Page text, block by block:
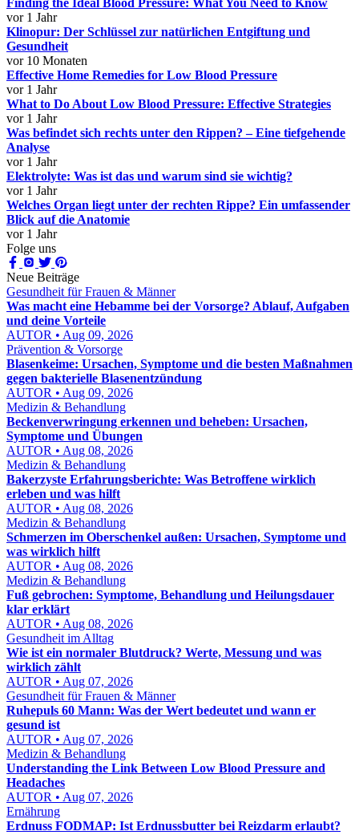
Finding the Ideal Blood Pressure: What You Need to Know
vor 1 Jahr
Klinopur: Der Schlüssel zur natürlichen Entgiftung und
Gesundheit
vor 10 Monaten
Effective Home Remedies for Low Blood Pressure
vor 1 Jahr
What to Do About Low Blood Pressure: Effective Strategies
vor 1 Jahr
Was befindet sich rechts unter den Rippen? – Eine tiefgehende
Analyse
vor 1 Jahr
Elektrolyte: Was ist das und warum sind sie wichtig?
vor 1 Jahr
Welches Organ liegt unter der rechten Rippe? Ein umfassender
Blick auf die Anatomie
vor 1 Jahr
Folge uns
Neue Beiträge
Gesundheit für Frauen & Männer
Was macht eine Hebamme bei der Vorsorge? Ablauf, Aufgaben
und deine Vorteile
AUTOR • Aug 09, 2026
Prävention & Vorsorge
Blasenkeime: Ursachen, Symptome und die besten Maßnahmen
gegen bakterielle Blasenentzündung
AUTOR • Aug 09, 2026
Medizin & Behandlung
Beckenverwringung erkennen und beheben: Ursachen,
Symptome und Übungen
AUTOR • Aug 08, 2026
Medizin & Behandlung
Bakerzyste Erfahrungsberichte: Was Betroffene wirklich
erleben und was hilft
AUTOR • Aug 08, 2026
Medizin & Behandlung
Schmerzen im Oberschenkel außen: Ursachen, Symptome und
was wirklich hilft
AUTOR • Aug 08, 2026
Medizin & Behandlung
Fuß gebrochen: Symptome, Behandlung und Heilungsdauer
klar erklärt
AUTOR • Aug 08, 2026
Gesundheit im Alltag
Wie ist ein normaler Blutdruck? Werte, Messung und was
wirklich zählt
AUTOR • Aug 07, 2026
Gesundheit für Frauen & Männer
Ruhepuls 60 Mann: Was der Wert bedeutet und wann er
gesund ist
AUTOR • Aug 07, 2026
Medizin & Behandlung
Understanding the Link Between Low Blood Pressure and
Headaches
AUTOR • Aug 07, 2026
Ernährung
Erdnuss FODMAP: Ist Erdnussbutter bei Reizdarm erlaubt?